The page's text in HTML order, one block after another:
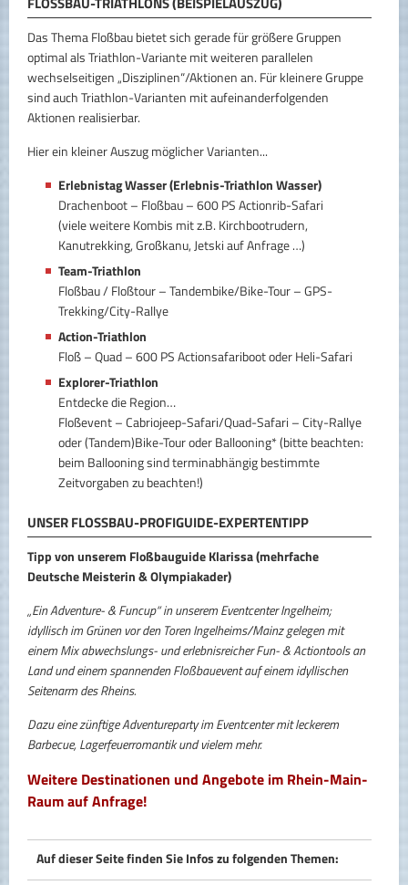
Das Thema Floßbau bietet sich gerade für größere Gruppen
optimal als Triathlon-Variante mit weiteren parallelen
wechselseitigen „Disziplinen“/Aktionen an. Für kleinere Gruppe
sind auch Triathlon-Varianten mit aufeinanderfolgenden
Aktionen realisierbar.
Hier ein kleiner Auszug möglicher Varianten...
Erlebnistag Wasser (Erlebnis-Triathlon Wasser)
Drachenboot – Floßbau – 600 PS Actionrib-Safari
(viele weitere Kombis mit z.B. Kirchbootrudern,
Kanutrekking, Großkanu, Jetski auf Anfrage …)
Team-Triathlon
Floßbau / Floßtour – Tandembike/Bike-Tour – GPS-
Trekking/City-Rallye
Action-Triathlon
Floß – Quad – 600 PS Actionsafariboot oder Heli-Safari
Explorer-Triathlon
Entdecke die Region…
Floßevent – Cabriojeep-Safari/Quad-Safari – City-Rallye
oder (Tandem)Bike-Tour oder Ballooning* (bitte beachten:
beim Ballooning sind terminabhängig bestimmte
Zeitvorgaben zu beachten!)
UNSER FLOSSBAU-PROFIGUIDE-EXPERTENTIPP
Tipp von unserem Floßbauguide Klarissa (mehrfache
Deutsche Meisterin & Olympiakader)
„Ein Adventure- & Funcup“ in unserem Eventcenter Ingelheim;
idyllisch im Grünen vor den Toren Ingelheims/Mainz gelegen mit
einem Mix abwechslungs- und erlebnisreicher Fun- & Actiontools an
Land und einem spannenden Floßbauevent auf einem idyllischen
Seitenarm des Rheins.
Dazu eine zünftige Adventureparty im Eventcenter mit leckerem
Barbecue, Lagerfeuerromantik und vielem mehr.
Weitere Destinationen und Angebote im Rhein-Main-
Raum auf Anfrage!
Auf dieser Seite finden Sie Infos zu folgenden Themen: